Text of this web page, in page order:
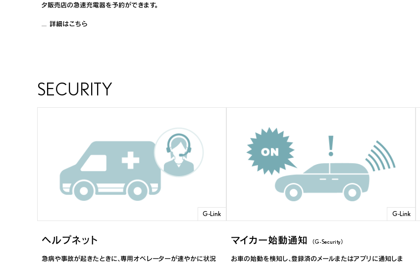
タ販売店の急速充電器を予約ができます。
詳細はこちら
SECURITY
G-Link
ヘルプネット
急病や事故が起きたときに、専用オペレーターが速やかに状況
G-Link
マイカー始動通知 （G-Security）
お車の始動を検知し、登録済のメールまたはアプリに通知しま